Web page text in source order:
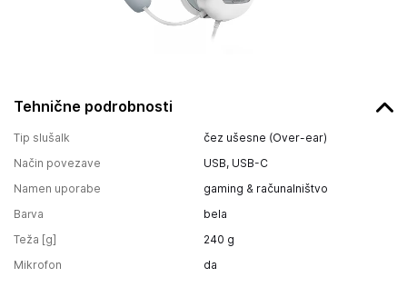
Tehnične podrobnosti
Tip slušalk
čez ušesne (Over-ear)
Način povezave
USB, USB-C
Namen uporabe
gaming & računalništvo
Barva
bela
Teža [g]
240 g
Mikrofon
da